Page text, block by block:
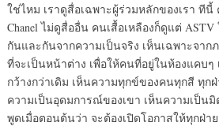
ใช่ไหม เราดูสื่อเฉพาะผู้ร่วมหลักของเรา ที
Chanel ไม่ดูสื่ออื่น คนเสื้อเหลืองก็ดูแต่
กันและกันจากความเป็นจริง เห็นเฉพาะจาก
ที่จะเป็นหน้าต่าง เพื่อให้คนที่อยู่ในห้องแคบๆ
กว้างกว่าเดิม เห็นความทุกข์ของคนทุกสี ทุก
ความเป็นอุดมการณ์ของเขา เห็นความเป็นมิ
พูดเมื่อตอนต้นว่า จะต้องเปิดโอกาสให้ทุกฝ่า